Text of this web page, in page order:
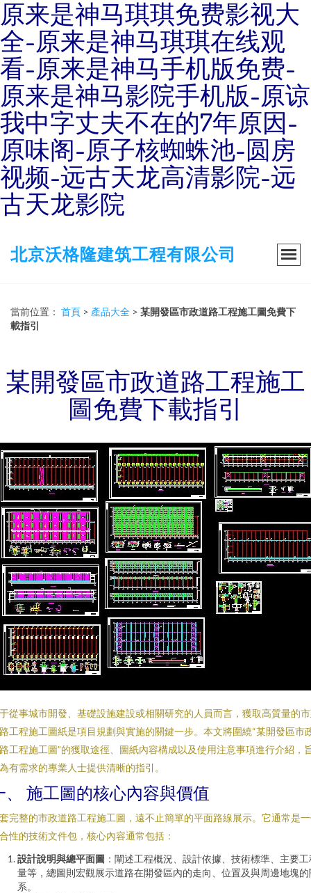
原来是神马琪琪免费影视大
全-原来是神马琪琪在线观
看-原来是神马手机版免费-
原来是神马影院手机版-原谅
我中字丈夫不在的7年原因-
原味阁-原子核蜘蛛池-圆房
视频-远古天龙高清影院-远
古天龙影院
北京沃格隆建筑工程有限公司
當前位置： 首頁 > 產品大全 > 某開發區市政道路工程施工圖免費下
載指引
某開發區市政道路工程施工
圖免費下載指引
從事城市開發、基礎設施建設或相關研究的人員而言，獲取高質量的
工程施工圖紙是項目規劃與實施的關鍵一步。本文將圍繞“某開發區市
工程施工圖”的獲取途徑、圖紙內容構成以及使用注意事項進行介紹，
有需求的專業人士提供清晰的指引。
、 施工圖的核心內容與價值
完整的市政道路工程施工圖，遠不止簡單的平面路線展示。它通常是
性的技術文件包，核心內容通常包括：
設計說明與總平面圖 ：闡述工程概況、設計依據、技術標準、主要
量等，總圖則宏觀展示道路在開發區內的走向、位置及與周邊地塊的
系。